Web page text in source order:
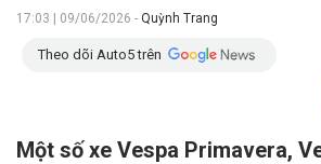
17:03 | 09/06/2026 - Quỳnh Trang
Theo dõi Auto5 trên
Một số xe Vespa Primavera,